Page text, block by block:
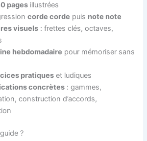
pages illustrées
corde corde puis note note
visuels : frettes clés, octaves,
hebdomadaire pour mémoriser sans
pratiques et ludiques
concrètes : gammes,
construction d’accords,
?